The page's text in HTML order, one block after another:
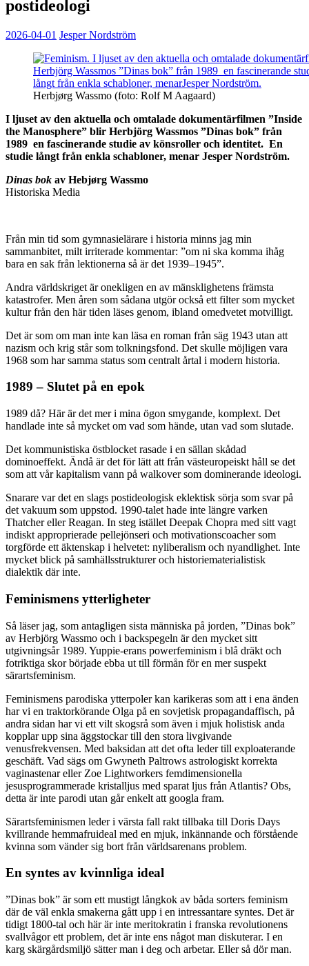
postideologi
2026-04-01 Jesper Nordström
Herbjørg Wassmo (foto: Rolf M Aagaard)
I ljuset av den aktuella och omtalade dokumentärfilmen ”Inside
the Manosphere” blir Herbjörg Wassmos ”Dinas bok” från
1989 en fascinerande studie av könsroller och identitet. En
studie långt från enkla schabloner, menar Jesper Nordström.
Dinas bok av Hebjørg Wassmo
Historiska Media
Från min tid som gymnasielärare i historia minns jag min
sammanbitet, milt irriterade kommentar: ”om ni ska komma ihåg
bara en sak från lektionerna så är det 1939–1945”.
Andra världskriget är onekligen en av mänsklighetens främsta
katastrofer. Men åren som sådana utgör också ett filter som mycket
kultur från den här tiden läses genom, ibland omedvetet motvilligt.
Det är som om man inte kan läsa en roman från säg 1943 utan att
nazism och krig står som tolkningsfond. Det skulle möjligen vara
1968 som har samma status som centralt årtal i modern historia.
1989 – Slutet på en epok
1989 då? Här är det mer i mina ögon smygande, komplext. Det
handlade inte så mycket om vad som hände, utan vad som slutade.
Det kommunistiska östblocket rasade i en sällan skådad
dominoeffekt. Ändå är det för lätt att från västeuropeiskt håll se det
som att vår kapitalism vann på walkover som dominerande ideologi.
Snarare var det en slags postideologisk eklektisk sörja som svar på
det vakuum som uppstod. 1990-talet hade inte längre varken
Thatcher eller Reagan. In steg istället Deepak Chopra med sitt vagt
indiskt approprierade pellejönseri och motivationscoacher som
torgförde ett äktenskap i helvetet: nyliberalism och nyandlighet. Inte
mycket blick på samhällsstrukturer och historiematerialistisk
dialektik där inte.
Feminismens ytterligheter
Så läser jag, som antagligen sista människa på jorden, ”Dinas bok”
av Herbjörg Wassmo och i backspegeln är den mycket sitt
utgivningsår 1989. Yuppie-erans powerfeminism i blå dräkt och
fotriktiga skor började ebba ut till förmån för en mer suspekt
särartsfeminism.
Feminismens parodiska ytterpoler kan karikeras som att i ena änden
har vi en traktorkörande Olga på en sovjetisk propagandaffisch, på
andra sidan har vi ett vilt skogsrå som även i mjuk holistisk anda
kopplar upp sina äggstockar till den stora livgivande
venusfrekvensen. Med baksidan att det ofta leder till exploaterande
geschäft. Vad sägs om Gwyneth Paltrows astrologiskt korrekta
vaginastenar eller Zoe Lightworkers femdimensionella
jesusprogrammerade kristalljus med sparat ljus från Atlantis? Obs,
detta är inte parodi utan går enkelt att googla fram.
Särartsfeminismen leder i värsta fall rakt tillbaka till Doris Days
kvillrande hemmafruideal med en mjuk, inkännande och förstående
kvinna som vänder sig bort från världsarenans problem.
En syntes av kvinnliga ideal
”Dinas bok” är som ett mustigt långkok av båda sorters feminism
där de väl enkla smakerna gått upp i en intressantare syntes. Det är
tidigt 1800-tal och här är inte meritokratin i franska revolutionens
svallvågor ett problem, det är inte ens något man diskuterar. I en
karg skärgårdsmiljö sätter man i deg och arbetar. Eller så dör man.